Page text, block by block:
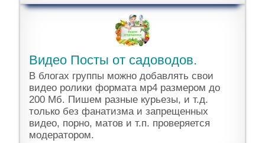
Видео Посты от садоводов.
В блогах группы можно добавлять свои
видео ролики формата мр4 размером до
200 Мб. Пишем разные курьезы, и т.д.
только без фанатизма и запрещенных
видео, порно, матов и т.п. проверяется
модератором.